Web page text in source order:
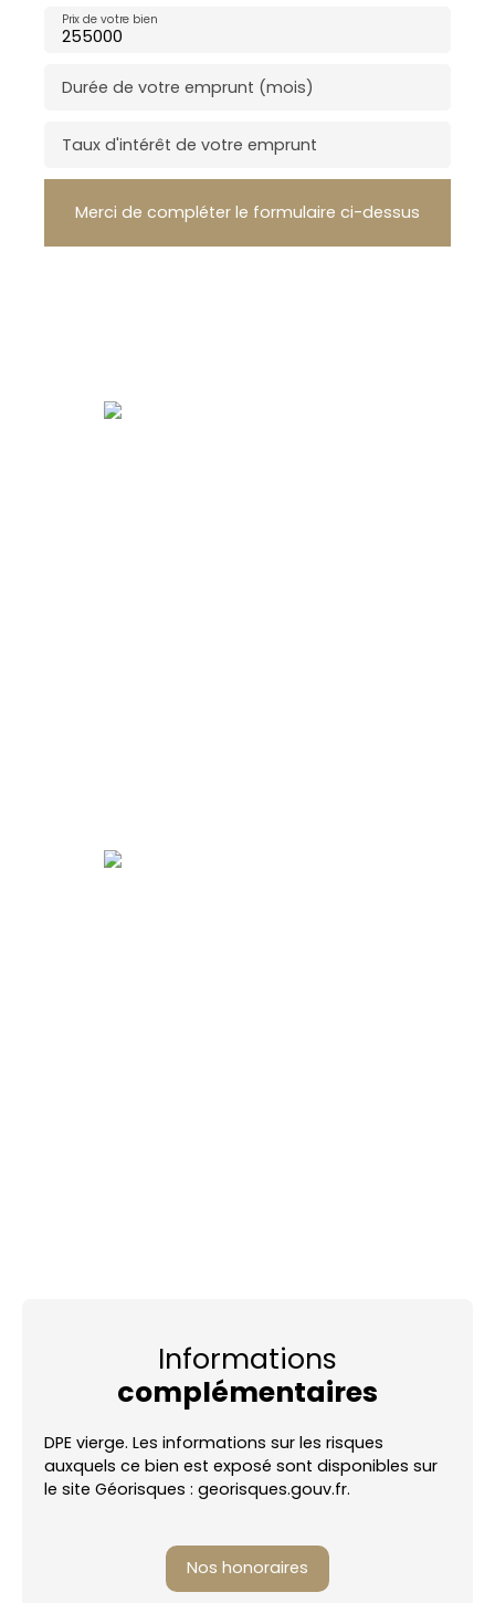
Prix de votre bien
Durée de votre emprunt (mois)
Taux d'intérêt de votre emprunt
Merci de compléter le formulaire ci-dessus
Informations
complémentaires
DPE vierge. Les informations sur les risques
auxquels ce bien est exposé sont disponibles sur
le site Géorisques : georisques.gouv.fr.
Nos honoraires